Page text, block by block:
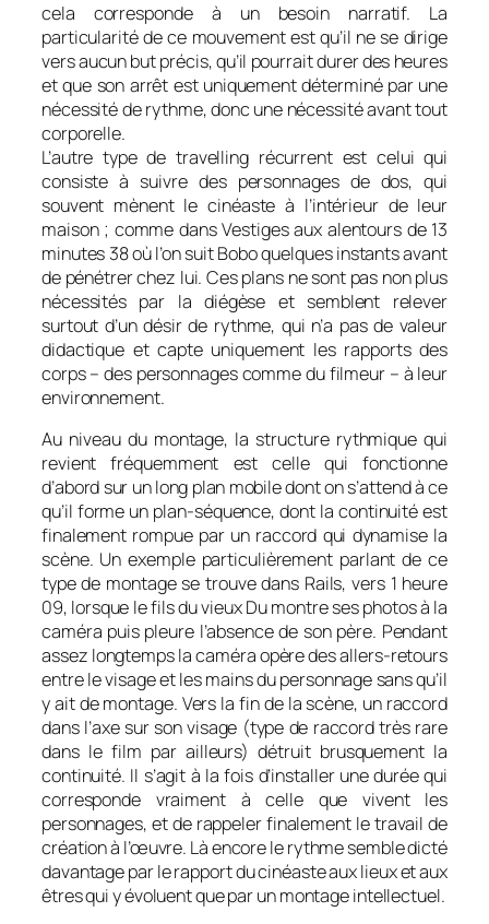
cela corresponde à un besoin narratif. La
particularité de ce mouvement est qu’il ne se dirige
vers aucun but précis, qu’il pourrait durer des heures
et que son arrêt est uniquement déterminé par une
nécessité de rythme, donc une nécessité avant tout
corporelle.
L’autre type de travelling récurrent est celui qui
consiste à suivre des personnages de dos, qui
souvent mènent le cinéaste à l’intérieur de leur
maison ; comme dansVestigesaux alentours de 13
minutes 38où l’on suit Bobo quelques instants avant
de pénétrer chez lui. Ces plans ne sont pas non plus
nécessités par la diégèse et semblent relever
surtout d’un désir de rythme, qui n’a pas de valeur
didactique et capte uniquement les rapports des
corps – des personnages comme du filmeur – à leur
environnement.
Au niveau du montage, la structure rythmique qui
revient fréquemment est celle qui fonctionne
d’abord sur un long plan mobile dont on s’attend à ce
qu’il forme un plan-séquence, dont la continuité est
finalement rompue par un raccord qui dynamise la
scène. Un exemple particulièrement parlant de ce
type de montage se trouve dans Rails, vers 1 heure
09, lorsque le fils du vieux Du montre ses photos à la
caméra puis pleure l’absence de son père. Pendant
assez longtemps la caméra opère des allers-retours
entre le visage et les mains du personnage sans qu’il
y ait de montage. Vers la fin de la scène, un raccord
dans l’axe sur son visage (type de raccord très rare
dans le film par ailleurs) détruit brusquement la
continuité. Il s’agit à la fois d’installer une durée qui
corresponde vraiment à celle que vivent les
personnages, et de rappeler finalement le travail de
création à l’œuvre. Là encore le rythme semble dicté
davantage par le rapport du cinéaste aux lieux et aux
êtres qui y évoluent que par un montage intellectuel.